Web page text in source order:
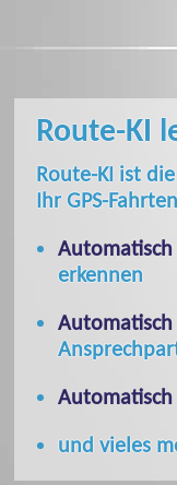
Route-KI
Route-KI ist
Ihr GPS-
Automatisch
erkennen
Automatisch
Automatisch
und vieles